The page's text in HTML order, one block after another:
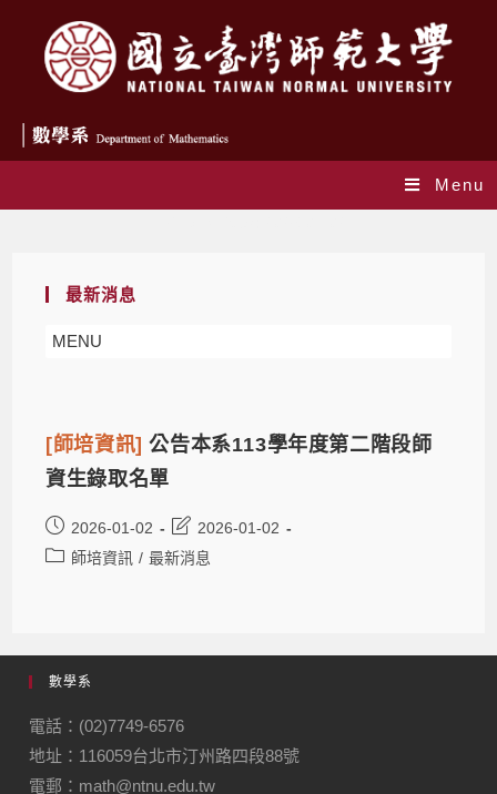
Menu
最新消息
MENU
[師培資訊]公告本系113學年度第二階段師
資生錄取名單
2026-01-02
2026-01-02
師培資訊 / 最新消息
數學系
電話：(02)7749-6576
地址：116059台北市汀州路四段88號
電郵：math@ntnu.edu.tw